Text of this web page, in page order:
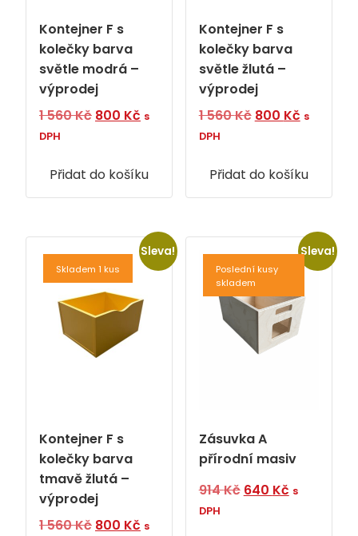
Kontejner F s
kolečky barva
světle modrá –
výprodej
1 560Kč Původní
1
560 Kč.
800 Kč Aktuální
800 Kč.
s
DPH
Přidat do košíku
Kontejner F s
kolečky barva
světle žlutá –
výprodej
1 560Kč Původní
1
560 Kč.
800 KčAktuální
800 Kč.
s
DPH
Přidat do košíku
Sleva!
Skladem 1 kus
Kontejner F s
kolečky barva
tmavě žlutá –
výprodej
1 560Kč Původní
800 Kč Aktuální
s
Sleva!
Poslední kusy
skladem
Zásuvka A
přírodní masiv
914Kč Původní
640 KčAktuální
s
DPH